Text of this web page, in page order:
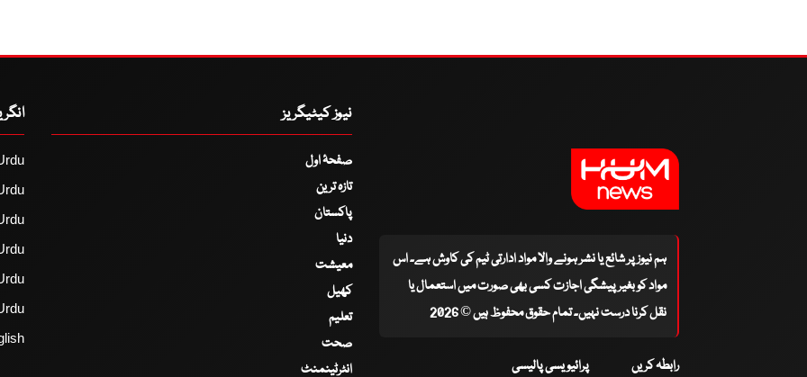
ہم نیوز پر شائع یا نشر ہونے والا مواد ادارتی ٹیم کی کاوش ہے۔ اس
مواد کو بغیر پیشگی اجازت کسی بھی صورت میں استعمال یا
نقل کرنا درست نہیں۔ تمام حقوق محفوظ ہیں © 2026
رابطہ کریں پرائیویسی پالیسی
نیوز کیٹیگریز
صفحۂ اول
تازہ ترین
پاکستان
دنیا
معیشت
کھیل
تعلیم
صحت
انٹرٹینمنٹ